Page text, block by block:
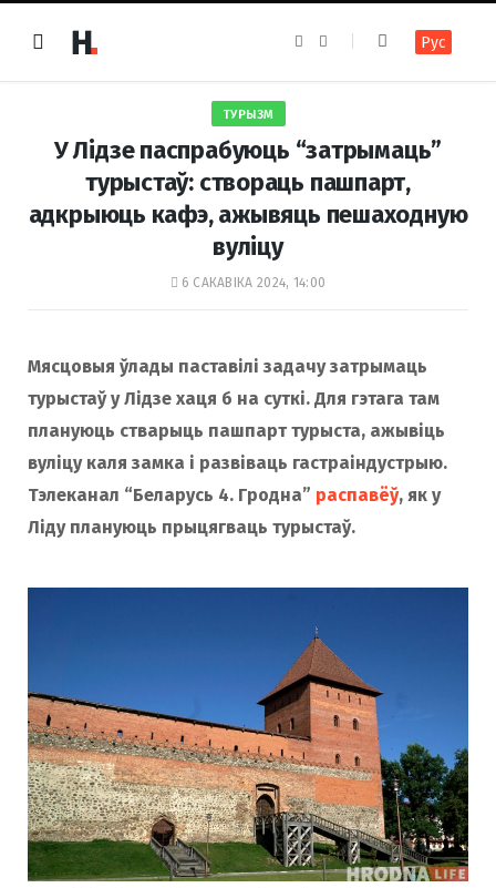
e
k
t
a
m
Рус
ТУРЫЗМ
У Лідзе паспрабуюць “затрымаць”
турыстаў: створаць пашпарт,
адкрыюць кафэ, ажывяць пешаходную
вуліцу
6 САКАВІКА 2024, 14:00
Мясцовыя ўлады паставілі задачу затрымаць
турыстаў у Лідзе хаця б на суткі. Для гэтага там
плануюць стварыць пашпарт турыста, ажывіць
вуліцу каля замка і развіваць гастраіндустрыю.
Тэлеканал “Беларусь 4. Гродна” распавёў, як у
Ліду плануюць прыцягваць турыстаў.